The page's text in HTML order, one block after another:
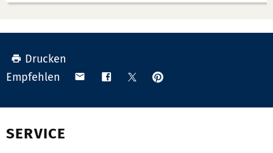
r:
Drucken
Empfehlen
Teilen Teilen TeilenAnpinnen
SERVICE